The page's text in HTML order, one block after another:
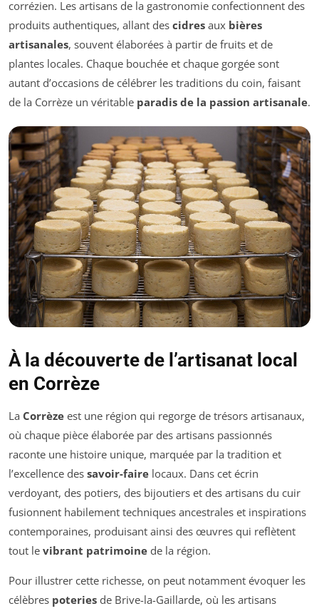
corrézien. Les artisans de la gastronomie confectionnent des
produits authentiques, allant des cidres aux bières
artisanales, souvent élaborées à partir de fruits et de
plantes locales. Chaque bouchée et chaque gorgée sont
autant d’occasions de célébrer les traditions du coin, faisant
de la Corrèze un véritable paradis de la passion artisanale.
À la découverte de l’artisanat local
en Corrèze
La Corrèze est une région qui regorge de trésors artisanaux,
où chaque pièce élaborée par des artisans passionnés
raconte une histoire unique, marquée par la tradition et
l’excellence des savoir-faire locaux. Dans cet écrin
verdoyant, des potiers, des bijoutiers et des artisans du cuir
fusionnent habilement techniques ancestrales et inspirations
contemporaines, produisant ainsi des œuvres qui reflètent
tout le vibrant patrimoine de la région.
Pour illustrer cette richesse, on peut notamment évoquer les
célèbres poteries de Brive-la-Gaillarde, où les artisans